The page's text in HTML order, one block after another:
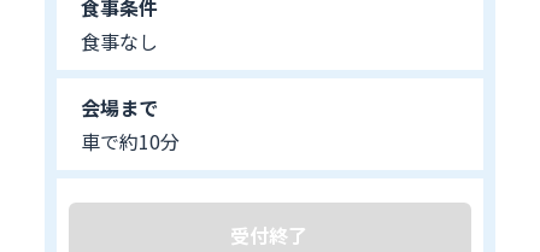
食事条件
食事なし
会場まで
車で約10分
受付終了